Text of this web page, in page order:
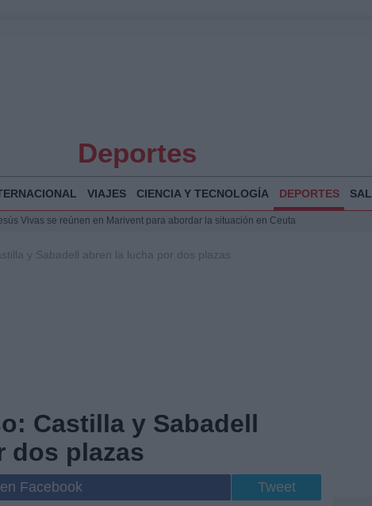
Deportes
VIAJES CIENCIA Y TECNOLOGÍA DEPORTES
Vivas se reúnen en Marivent para abordar la situación en Ceuta
reportear y construir una crónica con escenas y voces
y Sabadell abren la lucha por dos plazas
Castilla y Sabadell
dos plazas
Facebook Tweet